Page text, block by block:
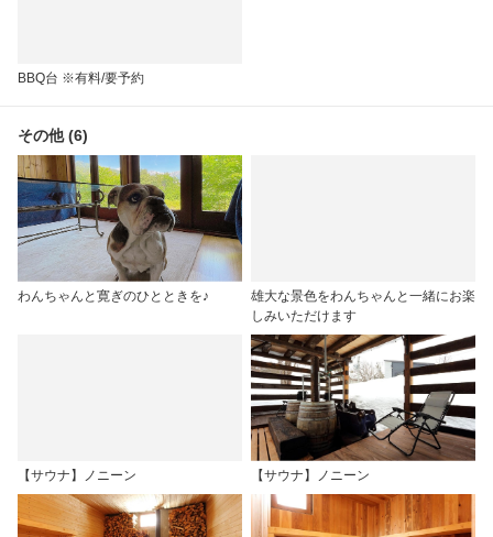
BBQ台 ※有料/要予約
その他 (6)
わんちゃんと寛ぎのひとときを♪
雄大な景色をわんちゃんと一緒にお楽
しみいただけます
【サウナ】ノニーン 【サウナ】ノニーン